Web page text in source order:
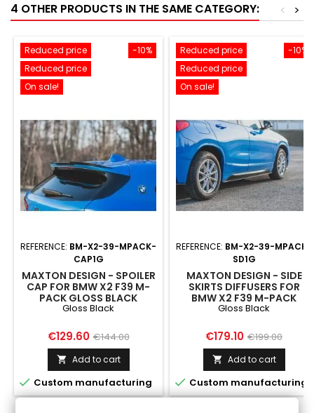
4 OTHER PRODUCTS IN THE SAME CATEGORY: >
<
-10%
Reduced price
Reduced price
On sale!
REFERENCE: BM-X2-39-MPACK-
CAP1G
MAXTON DESIGN - SPOILER
CAP FOR BMW X2 F39 M-
PACK GLOSS BLACK
Gloss Black
Price
€129.60 Regular
price
€144.00
 Add to cart
 Custom manufacturing
-10%
Reduced price
Reduced price
On sale!
REFERENCE: BM-X2-39-MPACK-
SD1G
MAXTON DESIGN - SIDE
SKIRTS DIFFUSERS FOR
BMW X2 F39 M-PACK
GLOSS BLACK
Gloss Black
Price
€179.10 Regular
price
€199.00
 Add to cart
 Custom manufacturing